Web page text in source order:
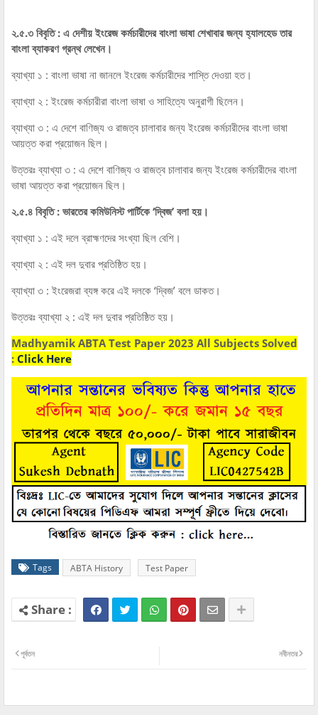
২.৫.৩ বিবৃতি : এ দেশীয় ইংরেজ কর্মচারীদের বাংলা ভাষা শেখাবার জন্য হ্যালহেড তার
বাংলা ব্যাকরণ গ্রন্থ লেখেন।
ব্যাখ্যা ১ : বাংলা ভাষা না জানলে ইংরেজ কর্মচারীদের শাস্তি দেওয়া হত।
ব্যাখ্যা ২ : ইংরেজ কর্মচারীরা বাংলা ভাষা ও সাহিত্যে অনুরাগী ছিলেন।
ব্যাখ্যা ৩ : এ দেশে বাণিজ্য ও রাজত্ব চালাবার জন্য ইংরেজ কর্মচারীদের বাংলা ভাষা
আয়ত্ত করা প্রয়োজন ছিল।
উত্তরঃ ব্যাখ্যা ৩ : এ দেশে বাণিজ্য ও রাজত্ব চালাবার জন্য ইংরেজ কর্মচারীদের বাংলা
ভাষা আয়ত্ত করা প্রয়োজন ছিল।
২.৫.৪ বিবৃতি : ভারতের কমিউনিস্ট পার্টিকে ‘দ্বিজ’ বলা হয়।
ব্যাখ্যা ১ : এই দলে ব্রাহ্মণদের সংখ্যা ছিল বেশি।
ব্যাখ্যা ২ : এই দল দুবার প্রতিষ্ঠিত হয়।
ব্যাখ্যা ৩ : ইংরেজরা ব্যঙ্গ করে এই দলকে ‘দ্বিজ’ বলে ডাকত।
উত্তরঃ ব্যাখ্যা ২ : এই দল দুবার প্রতিষ্ঠিত হয়।
Madhyamik ABTA Test Paper 2023 All Subjects Solved
: Click Here
Tags ABTA History Test Paper
নবীনতর
পূর্বতন